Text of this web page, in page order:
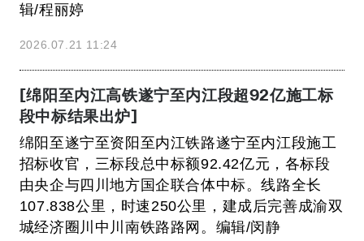
辑/程丽婷
2026.07.21 11:24
[绵阳至内江高铁遂宁至内江段超92亿施工标
段中标结果出炉]
绵阳至遂宁至资阳至内江铁路遂宁至内江段施工
招标收官，三标段总中标额92.42亿元，各标段
由央企与四川地方国企联合体中标。线路全长
107.838公里，时速250公里，建成后完善成渝双
城经济圈川中川南铁路路网。编辑/闵静